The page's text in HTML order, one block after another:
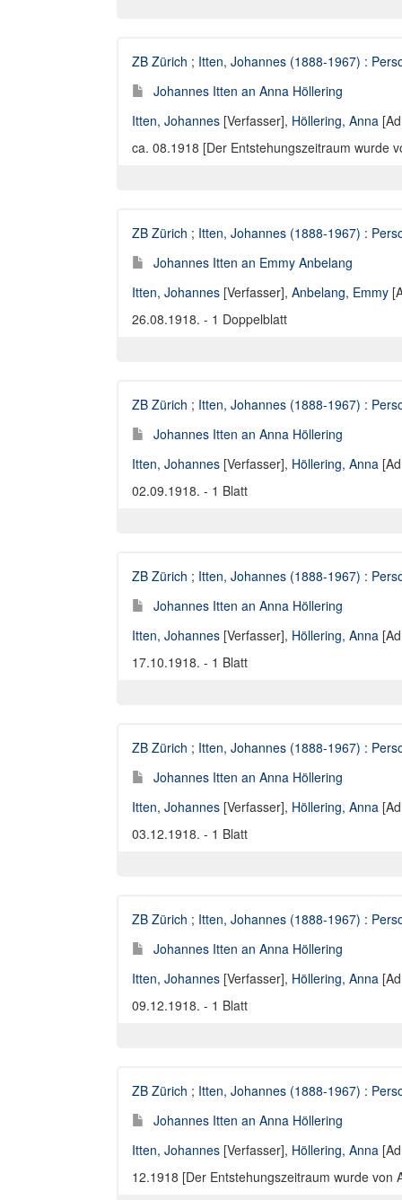
ZB Zürich ; Itten, Johannes (1888-1967) :
Johannes Itten an Anna Höllering
Itten, Johannes [Verfasser], Höllering, Anna
ca. 08.1918 [Der Entstehungszeitraum wurde
ZB Zürich ; Itten, Johannes (1888-1967) :
Johannes Itten an Emmy Anbelang
Itten, Johannes [Verfasser], Anbelang, Emmy
26.08.1918. - 1 Doppelblatt
ZB Zürich ; Itten, Johannes (1888-1967) :
Johannes Itten an Anna Höllering
Itten, Johannes [Verfasser], Höllering, Anna
02.09.1918. - 1 Blatt
ZB Zürich ; Itten, Johannes (1888-1967) :
Johannes Itten an Anna Höllering
Itten, Johannes [Verfasser], Höllering, Anna
17.10.1918. - 1 Blatt
ZB Zürich ; Itten, Johannes (1888-1967) :
Johannes Itten an Anna Höllering
Itten, Johannes [Verfasser], Höllering, Anna
03.12.1918. - 1 Blatt
ZB Zürich ; Itten, Johannes (1888-1967) :
Johannes Itten an Anna Höllering
Itten, Johannes [Verfasser], Höllering, Anna
09.12.1918. - 1 Blatt
ZB Zürich ; Itten, Johannes (1888-1967) :
Johannes Itten an Anna Höllering
Itten, Johannes [Verfasser], Höllering, Anna
12.1918 [Der Entstehungszeitraum wurde